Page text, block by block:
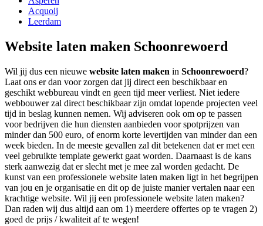
Acquoij
Leerdam
Website laten maken Schoonrewoerd
Wil jij dus een nieuwe website laten maken in Schoonrewoerd?
Laat ons er dan voor zorgen dat jij direct een beschikbaar en
geschikt webbureau vindt en geen tijd meer verliest. Niet iedere
webbouwer zal direct beschikbaar zijn omdat lopende projecten veel
tijd in beslag kunnen nemen. Wij adviseren ook om op te passen
voor bedrijven die hun diensten aanbieden voor spotprijzen van
minder dan 500 euro, of enorm korte levertijden van minder dan een
week bieden. In de meeste gevallen zal dit betekenen dat er met een
veel gebruikte template gewerkt gaat worden. Daarnaast is de kans
sterk aanwezig dat er slecht met je mee zal worden gedacht. De
kunst van een professionele website laten maken ligt in het begrijpen
van jou en je organisatie en dit op de juiste manier vertalen naar een
krachtige website. Wil jij een professionele website laten maken?
Dan raden wij dus altijd aan om 1) meerdere offertes op te vragen 2)
goed de prijs / kwaliteit af te wegen!